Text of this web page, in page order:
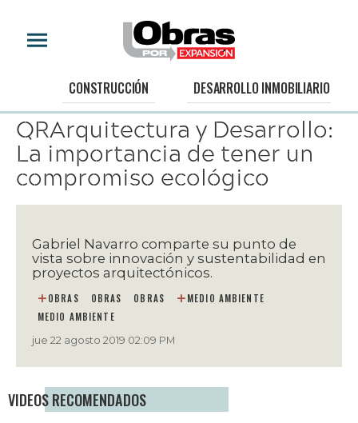
CONSTRUCCIÓN DESARROLLO INMOBILIARIO
QRArquitectura y Desarrollo:
La importancia de tener un
compromiso ecológico
jue 22 agosto 2019 02:09 PM
Gabriel Navarro comparte su punto de
vista sobre innovación y sustentabilidad en
proyectos arquitectónicos.
OBRAS OBRAS OBRAS
MEDIO AMBIENTE
MEDIO AMBIENTE
VIDEOS RECOMENDADOS